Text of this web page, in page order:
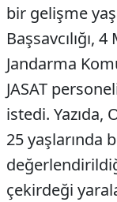
bir gelişme
Başsavcılığı,
Jandarma
JASAT
istedi. Yazıda,
25 yaşlarında
çekirdeği